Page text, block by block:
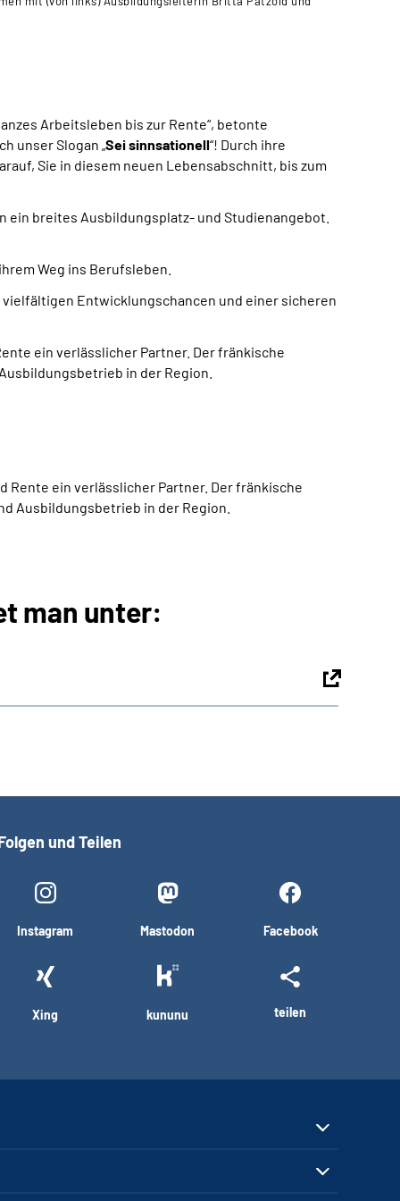
Arbeitsleben bis zur Rente“, betonte
unser Slogan „Sei sinnsationell“! Durch ihre
Sie in diesem neuen Lebensabschnitt, bis zum
ein breites Ausbildungsplatz- und Studienangebot.
Weg ins Berufsleben.
Entwicklungschancen und einer sicheren
ein verlässlicher Partner. Der fränkische
in der Region.
Rente ein verlässlicher Partner. Der fränkische
Ausbildungsbetrieb in der Region.
man unter:
und Teilen
Instagram Mastodon Facebook
Xing kununu teilen